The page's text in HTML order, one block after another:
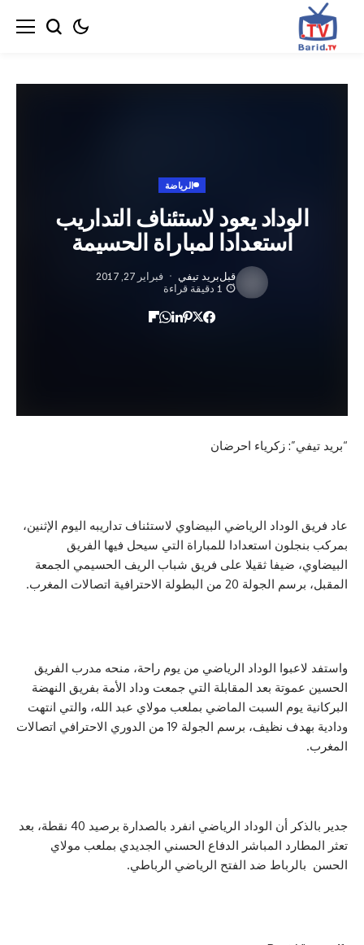
يعود لاستئناف التداريب
استعدادا لمباراة الحسيمة
بريد تيفي
فبراير 27, 2017
زكرياء احرضان
الرياضي البيضاوي لاستئناف تداريبه اليوم الإثنين،
استعدادا للمباراة التي سيحل فيها الفريق
ضيفا ثقيلا على فريق شباب الريف الحسيمي الجمعة
الاحترافية اتصالات المغرب.
الوداد الرياضي من يوم راحة، منحه مدرب الفريق
بعد المقابلة التي جمعت وداد الأمة بفريق النهضة
يوم السبت الماضي بملعب مولاي عبد الله، والتي انتهت
ودادية بهدف نظيف، برسم الجولة 19 من الدوري الاحترافي اتصالات
جدير بالذكر أن الوداد الرياضي انفرد بالصدارة برصيد 40 نقطة، بعد
المباشر الدفاع الحسني الجديدي بملعب مولاي
ضد الفتح الرياضي الرباطي.